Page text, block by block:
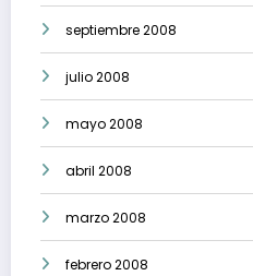
septiembre 2008
julio 2008
mayo 2008
abril 2008
marzo 2008
febrero 2008